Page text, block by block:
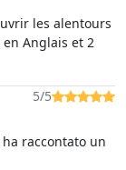
les alentours
Anglais et 2
5/5
raccontato un